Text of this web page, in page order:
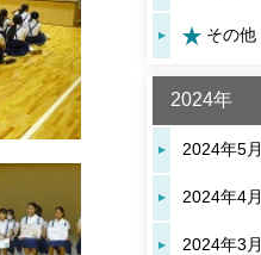
その他
2024年
2024年5月
2024年4月
2024年3月